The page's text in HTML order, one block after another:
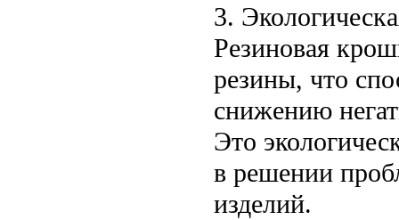
3.
Резиновая
резины, что
снижению
Это
в решении
изделий.